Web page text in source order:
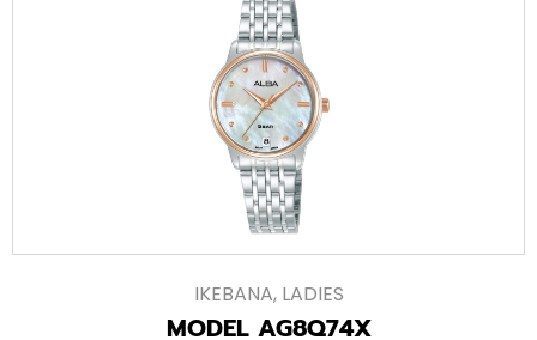
IKEBANA, LADIES
MODEL AG8Q74X